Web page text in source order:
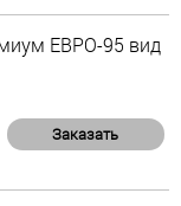
ЕВРО-95 вид
Заказать